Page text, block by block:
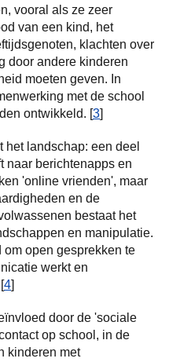
vooral als ze zeer
van een kind, het
klachten over
door andere kinderen
moeten geven. In
met de school
ontwikkeld. [3]
landschap: een deel
naar berichtenapps en
'online vrienden', maar
en de
bestaat het
en manipulatie.
open gesprekken te
werkt en
4]
door de 'sociale
op school, in de
kinderen met